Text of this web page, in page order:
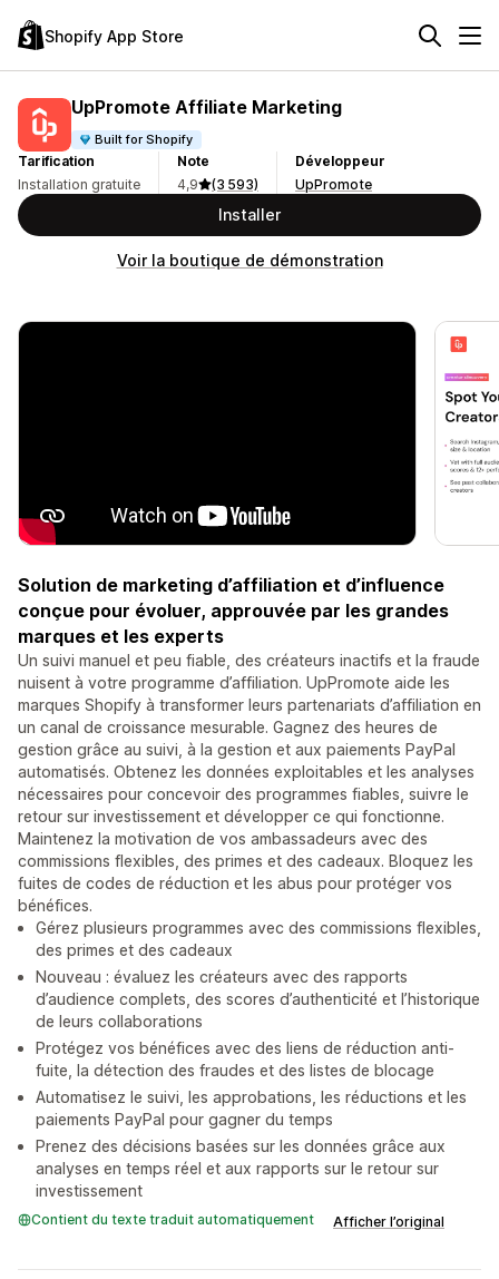
Shopify App Store
UpPromote Affiliate Marketing
Built for Shopify
Tarification
Installation gratuite
Note
4,9
(3 593)
Développeur
UpPromote
Installer
Voir la boutique de démonstration
Solution de marketing d’affiliation et d’influence
conçue pour évoluer, approuvée par les grandes
marques et les experts
Un suivi manuel et peu fiable, des créateurs inactifs et la fraude
nuisent à votre programme d’affiliation. UpPromote aide les
marques Shopify à transformer leurs partenariats d’affiliation en
un canal de croissance mesurable. Gagnez des heures de
gestion grâce au suivi, à la gestion et aux paiements PayPal
automatisés. Obtenez les données exploitables et les analyses
nécessaires pour concevoir des programmes fiables, suivre le
retour sur investissement et développer ce qui fonctionne.
Maintenez la motivation de vos ambassadeurs avec des
commissions flexibles, des primes et des cadeaux. Bloquez les
fuites de codes de réduction et les abus pour protéger vos
bénéfices.
Gérez plusieurs programmes avec des commissions flexibles,
des primes et des cadeaux
Nouveau : évaluez les créateurs avec des rapports
d’audience complets, des scores d’authenticité et l’historique
de leurs collaborations
Protégez vos bénéfices avec des liens de réduction anti-
fuite, la détection des fraudes et des listes de blocage
Automatisez le suivi, les approbations, les réductions et les
paiements PayPal pour gagner du temps
Prenez des décisions basées sur les données grâce aux
analyses en temps réel et aux rapports sur le retour sur
investissement
Contient du texte traduit automatiquement Afficher l’original